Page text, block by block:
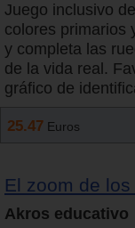
Juego inclusivo
colores primarios
y completa las
de la vida real.
gráfico de
25.47 Euros
El zoom de
Akros educativo